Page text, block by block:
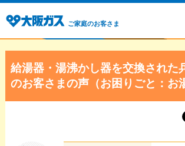
ご家庭のお客さま
給湯器・湯沸かし器を交換された
のお客さまの声（お困りごと：お